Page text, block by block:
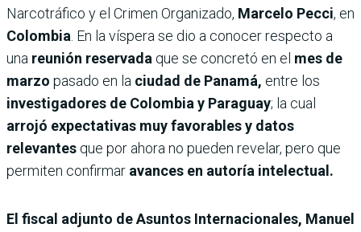
Narcotráfico y el Crimen Organizado, Marcelo Pecci, en
Colombia. En la víspera se dio a conocer respecto a
una reunión reservada que se concretó en el mes de
marzo pasado en la ciudad de Panamá, entre los
investigadores de Colombia y Paraguay; la cual
arrojó expectativas muy favorables y datos
relevantes que por ahora no pueden revelar, pero que
permiten confirmar avances en autoría intelectual.
El fiscal adjunto de Asuntos Internacionales, Manuel